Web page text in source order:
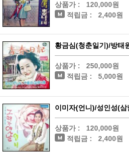
상품가 :
120,000원
적립금 :
2,400원
황금심(청춘일기)/방태
상품가 :
250,000원
적립금 :
5,000원
이미자(언니)/성인성(
상품가 :
120,000원
적립금 :
2,400원